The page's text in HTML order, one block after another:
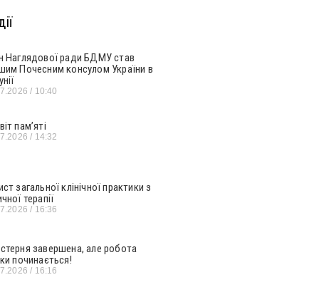
Наглядової ради БДМУ став
Почесним консулом України в
10:40
пам’яті
14:32
загальної клінічної практики з
терапії
16:36
завершена, але робота
починається!
16:16